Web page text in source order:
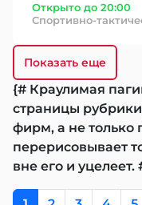
Открыто до 20:00
Спортивно-
Показать еще
{# Краулимая
страницы
фирм, а не только
перерисовывает
вне его и уцелеет.